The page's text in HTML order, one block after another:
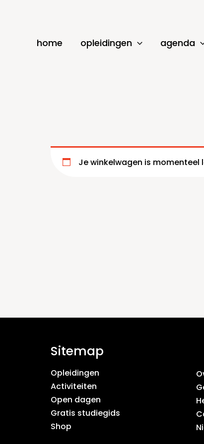
home opleidingen agenda
Je winkelwagen is momenteel
Sitemap
Opleidingen
Activiteiten
Open dagen
Gratis studiegids
Shop